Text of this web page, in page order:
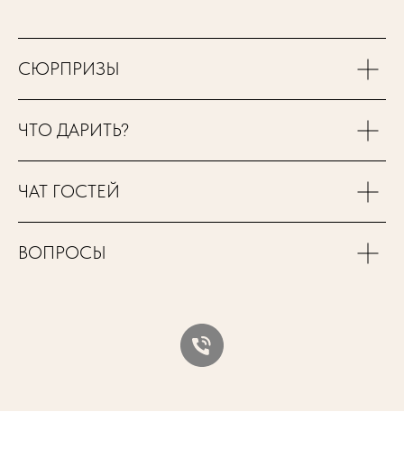
СЮРПРИЗЫ
ЧТО ДАРИТЬ?
ЧАТ ГОСТЕЙ
ВОПРОСЫ